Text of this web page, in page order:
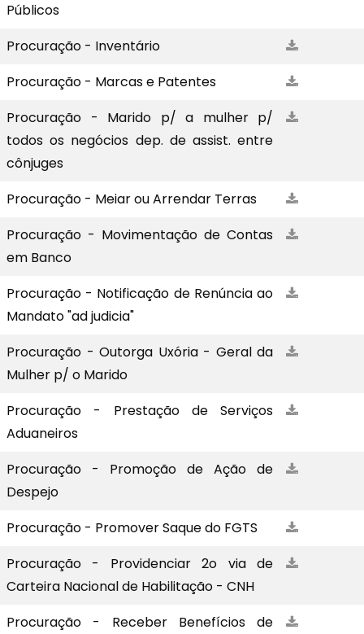
Públicos
Procuração - Inventário
Procuração - Marcas e Patentes
Procuração - Marido p/ a mulher p/
todos os negócios dep. de assist. entre
cônjuges
Procuração - Meiar ou Arrendar Terras
Procuração - Movimentação de Contas
em Banco
Procuração - Notificação de Renúncia ao
Mandato "ad judicia"
Procuração - Outorga Uxória - Geral da
Mulher p/ o Marido
Procuração - Prestação de Serviços
Aduaneiros
Procuração - Promoção de Ação de
Despejo
Procuração - Promover Saque do FGTS
Procuração - Providenciar 2o via de
Carteira Nacional de Habilitação - CNH
Procuração - Receber Benefícios de